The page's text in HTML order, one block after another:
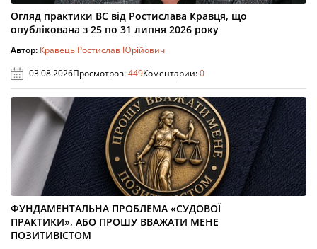
Огляд практики ВС від Ростислава Кравця, що
опублікована з 25 по 31 липня 2026 року
Автор: Кравець Ростислав Юрійович
03.08.2026Просмотров:449Коментарии:0
ФУНДАМЕНТАЛЬНА ПРОБЛЕМА «СУДОВОЇ
ПРАКТИКИ», АБО ПРОШУ ВВАЖАТИ МЕНЕ
ПОЗИТИВІСТОМ